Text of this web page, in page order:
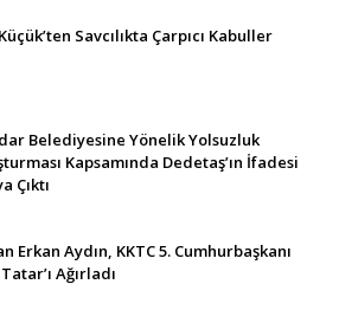
Savcılıkta Çarpıcı Kabuller
Belediyesine Yönelik Yolsuzluk
Kapsamında Dedetaş’ın İfadesi
Çıktı
Erkan Aydın, KKTC 5. Cumhurbaşkanı
Ağırladı